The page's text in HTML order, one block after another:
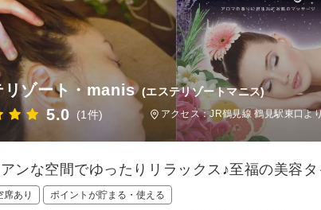
リゾート・manis (エステリゾートマニス)
5.0 (1件) アクセス：JR鶴見線 鶴見駅東口よ
ンな空間でゆったりリラックス♪至福の美容
あり ポイントが貯まる・使える